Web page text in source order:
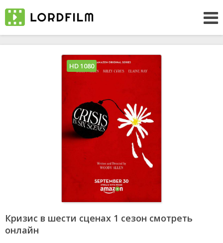
Кризис в шести сценах 1 сезон смотреть
онлайн
HD 1080